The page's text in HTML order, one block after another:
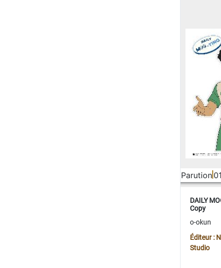
Parution
DAILY
Copy
o-okun
Éditeur :
Studio